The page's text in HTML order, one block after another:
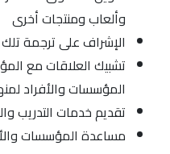
وألعاب ومنتجات أخرى
الإشراف على ترجمة
تشبيك العلاقات مع
المؤسسات والأفراد
تقديم خدمات التدريب
مساعدة المؤسسات